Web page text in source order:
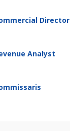
Director
Analyst